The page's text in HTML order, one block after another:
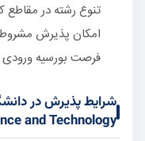
تنوع رشته در مقاطع
امکان پذیرش مشروط
فرصت بورسیه ورودی
and Technology